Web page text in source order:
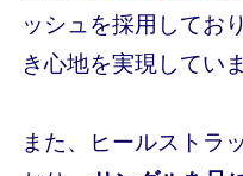
ッシュを採用してお
き心地を実現していま
また、ヒールストラ